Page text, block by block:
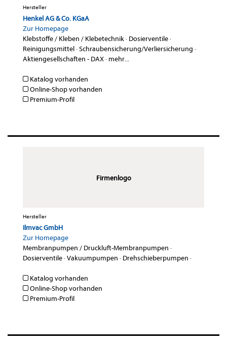
Hersteller
Henkel AG & Co. KGaA
Zur Homepage
Klebstoffe / Kleben / Klebetechnik· Dosierventile·
Reinigungsmittel·Schraubensicherung/Verliersicherung ·
Aktiengesellschaften - DAX· mehr...
Katalog vorhanden
Online-Shop vorhanden
Premium-Profil
Firmenlogo
Hersteller
Ilmvac GmbH
Zur Homepage
Membranpumpen / Druckluft-Membranpumpen ·
Dosierventile·Vakuumpumpen · Drehschieberpumpen ·
Katalog vorhanden
Online-Shop vorhanden
Premium-Profil